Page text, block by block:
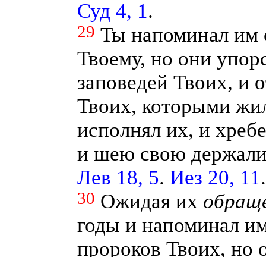
Суд 4, 1.
29 Ты напоминал им
Твоему, но они
заповедей Твоих, и
Твоих, которыми
исполнял их, и
и шею свою
Лев 18, 5. Иез 20, 11
30 Ожидая их
годы и напоминал
пророков Твоих,